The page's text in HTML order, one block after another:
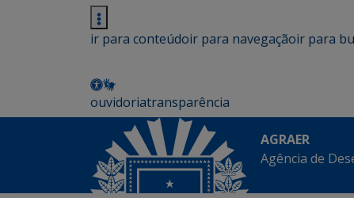
ir para conteúdoir para navegaçãoir para
ouvidoriatransparência
AGRAER
Agência de